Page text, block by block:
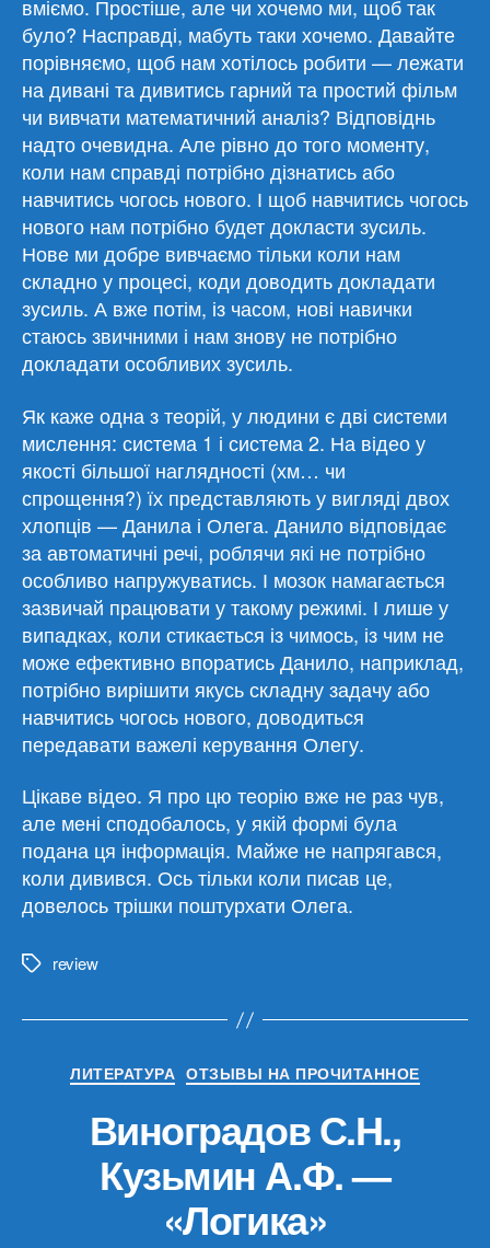
вміємо. Простіше, але чи хочемо ми, щоб так
було? Насправді, мабуть таки хочемо. Давайте
порівняємо, щоб нам хотілось робити — лежати
на дивані та дивитись гарний та простий фільм
чи вивчати математичний аналіз? Відповіднь
надто очевидна. Але рівно до того моменту,
коли нам справді потрібно дізнатись або
навчитись чогось нового. І щоб навчитись чогось
нового нам потрібно будет докласти зусиль.
Нове ми добре вивчаємо тільки коли нам
складно у процесі, коди доводить докладати
зусиль. А вже потім, із часом, нові навички
стаюсь звичними і нам знову не потрібно
докладати особливих зусиль.
Як каже одна з теорій, у людини є дві системи
мислення: система 1 і система 2. На відео у
якості більшої наглядності (хм… чи
спрощення?) їх представляють у вигляді двох
хлопців — Данила і Олега. Данило відповідає
за автоматичні речі, роблячи які не потрібно
особливо напружуватись. І мозок намагається
зазвичай працювати у такому режимі. І лише у
випадках, коли стикається із чимось, із чим не
може ефективно впоратись Данило, наприклад,
потрібно вирішити якусь складну задачу або
навчитись чогось нового, доводиться
передавати важелі керування Олегу.
Цікаве відео. Я про цю теорію вже не раз чув,
але мені сподобалось, у якій формі була
подана ця інформація. Майже не напрягався,
коли дивився. Ось тільки коли писав це,
довелось трішки поштурхати Олега.
Меткиreview
Рубрики
ЛИТЕРАТУРА ОТЗЫВЫ НА ПРОЧИТАННОЕ
Виноградов С.Н.,
Кузьмин А.Ф. —
«Логика»